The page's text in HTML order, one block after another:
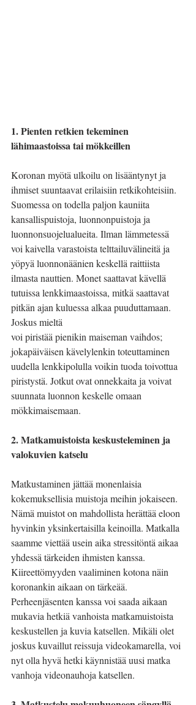
1. Pienten retkien tekeminen
lähimaastoissa tai mökkeillen
Koronan myötä ulkoilu on lisääntynyt ja
ihmiset suuntaavat erilaisiin retkikohteisiin.
Suomessa on todella paljon kauniita
kansallispuistoja, luonnonpuistoja ja
luonnonsuojelualueita. Ilman lämmetessä
voi kaivella varastoista telttailuvälineitä ja
yöpyä luonnonäänien keskellä raittiista
ilmasta nauttien. Monet saattavat kävellä
tutuissa lenkkimaastoissa, mitkä saattavat
pitkän ajan kuluessa alkaa puuduttamaan.
Joskus mieltä
voi piristää pienikin maiseman vaihdos;
jokapäiväisen kävelylenkin toteuttaminen
uudella lenkkipolulla voikin tuoda toivottua
piristystä. Jotkut ovat onnekkaita ja voivat
suunnata luonnon keskelle omaan
mökkimaisemaan.
2. Matkamuistoista keskusteleminen ja
valokuvien katselu
Matkustaminen jättää monenlaisia
kokemuksellisia muistoja meihin jokaiseen.
Nämä muistot on mahdollista herättää eloon
hyvinkin yksinkertaisilla keinoilla. Matkalla
saamme viettää usein aika stressitöntä aikaa
yhdessä tärkeiden ihmisten kanssa.
Kiireettömyyden vaaliminen kotona näin
koronankin aikaan on tärkeää.
Perheenjäsenten kanssa voi saada aikaan
mukavia hetkiä vanhoista matkamuistoista
keskustellen ja kuvia katsellen. Mikäli olet
joskus kuvaillut reissuja videokamarella, voi
nyt olla hyvä hetki käynnistää uusi matka
vanhoja videonauhoja katsellen.